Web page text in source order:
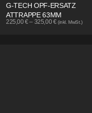
G-TECH OPF-ERSATZ
ATTRAPPE 63MM
225,00€– 325,00€ (inkl. MwSt.)